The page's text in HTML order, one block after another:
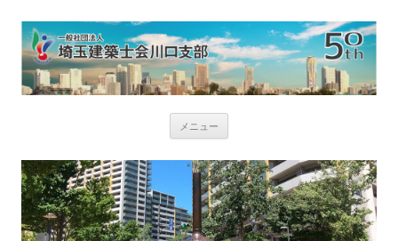
メニュー
ン
ツ
へ
ス
キ
ッ
プ